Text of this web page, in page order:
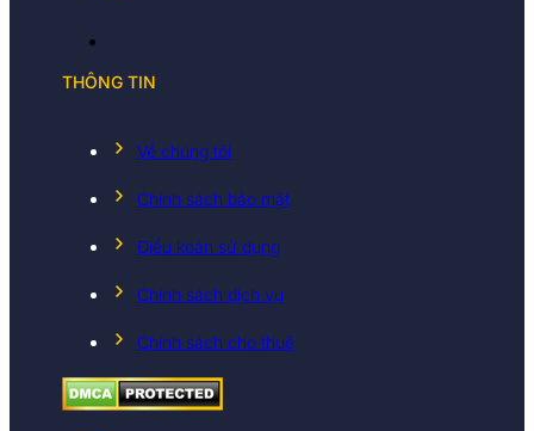
THÔNG TIN
Về chúng tôi
Chính sách bảo mật
Điều koản sử dụng
Chính sách dịch vụ
Chính sách cho thuê